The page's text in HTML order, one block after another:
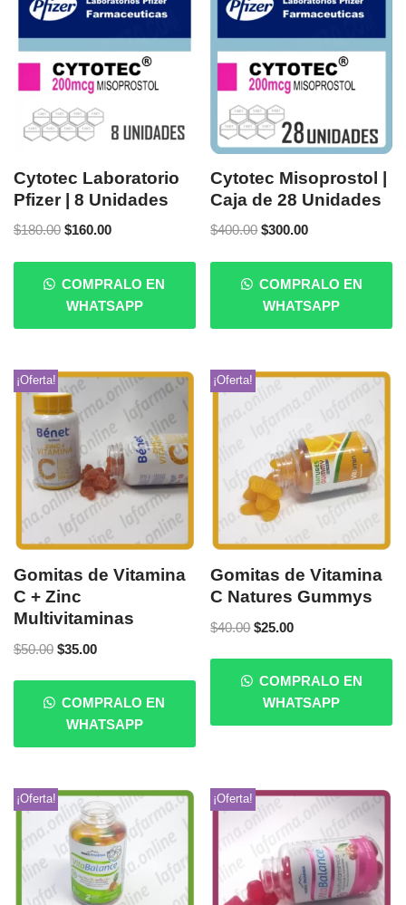
Cytotec Laboratorio
Pfizer | 8 Unidades
$180.00 $160.00
COMPRALO EN
WHATSAPP
Cytotec Misoprostol |
Caja de 28 Unidades
$400.00 $300.00
COMPRALO EN
WHATSAPP
¡Oferta!
Gomitas de Vitamina
C + Zinc
Multivitaminas
$50.00 $35.00
COMPRALO EN
WHATSAPP
¡Oferta!
Gomitas de Vitamina
C Natures Gummys
$40.00 $25.00
COMPRALO EN
WHATSAPP
¡Oferta! ¡Oferta!